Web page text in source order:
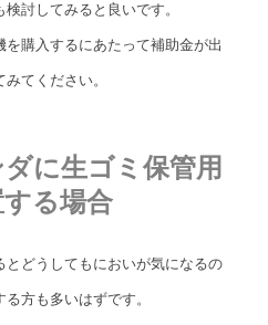
討してみると良いです。
購入するにあたって補助金が出
てください。
に生ゴミ保管用
する場合
どうしてもにおいが気になるの
方も多いはずです。